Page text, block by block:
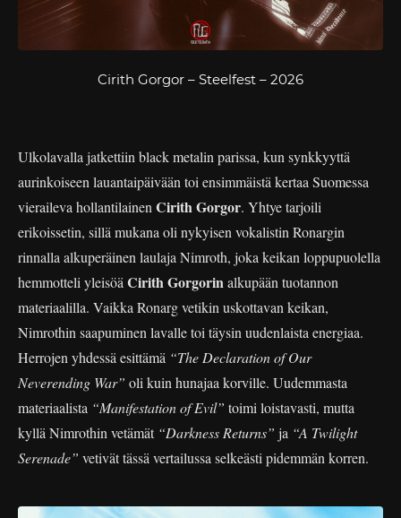
Cirith Gorgor – Steelfest – 2026
Ulkolavalla jatkettiin black metalin parissa, kun synkkyyttä
aurinkoiseen lauantaipäivään toi ensimmäistä kertaa Suomessa
vieraileva hollantilainenCirith Gorgor. Yhtye tarjoili
erikoissetin, sillä mukana oli nykyisen vokalistin Ronargin
rinnalla alkuperäinen laulaja Nimroth, joka keikan loppupuolella
hemmotteli yleisöäCirith Gorgorinalkupään tuotannon
materiaalilla. Vaikka Ronarg vetikin uskottavan keikan,
Nimrothin saapuminen lavalle toi täysin uudenlaista energiaa.
Herrojen yhdessä esittämä “The Declaration of Our
Neverending War” oli kuin hunajaa korville. Uudemmasta
materiaalista “Manifestation of Evil” toimi loistavasti, mutta
kyllä Nimrothin vetämät “Darkness Returns” ja “A Twilight
Serenade” vetivät tässä vertailussa selkeästi pidemmän korren.